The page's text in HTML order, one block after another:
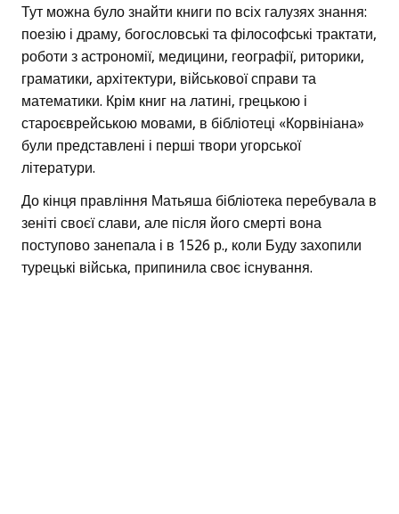
Тут можна було знайти книги по всіх галузях знання:
поезію і драму, богословські та філософські трактати,
роботи з астрономії, медицини, географії, риторики,
граматики, архітектури, військової справи та
математики. Крім книг на латині, грецькою і
староєврейською мовами, в бібліотеці «Корвініана»
були представлені і перші твори угорської
літератури.
До кінця правління Матьяша бібліотека перебувала в
зеніті своєї слави, але після його смерті вона
поступово занепала і в 1526 р., коли Буду захопили
турецькі війська, припинила своє існування.